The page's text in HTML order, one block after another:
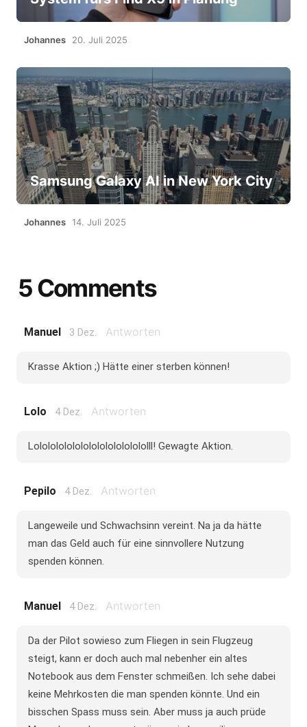
Johannes 20. Juli 2025
Samsung Galaxy AI in New York City
Johannes 14. Juli 2025
5 Comments
Manuel 3 Dez. Antworten
Krasse Aktion ;) Hätte einer sterben können!
Lolo 4 Dez. Antworten
Lololololololololololololololll! Gewagte Aktion.
Pepilo 4 Dez. Antworten
Langeweile und Schwachsinn vereint. Na ja da hätte
man das Geld auch für eine sinnvollere Nutzung
spenden können.
Manuel 4 Dez. Antworten
Da der Pilot sowieso zum Fliegen in sein Flugzeug
steigt, kann er doch auch mal nebenher ein altes
Notebook aus dem Fenster schmeißen. Ich sehe dabei
keine Mehrkosten die man spenden könnte. Und ein
bisschen Spass muss sein. Aber muss ja auch prüde